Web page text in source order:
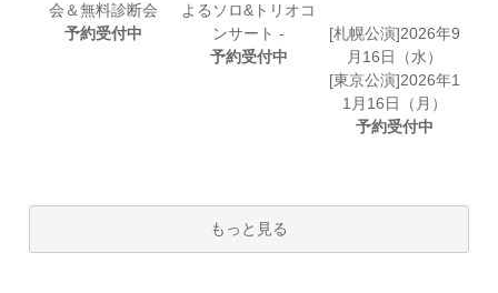
会＆無料診断会
予約受付中
よるソロ&トリオコ
ンサート -
予約受付中
[札幌公演]2026年9
月16日（水）
[東京公演]2026年1
1月16日（月）
予約受付中
もっと見る